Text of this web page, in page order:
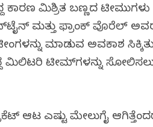
ಕಾರಣ ಮಿಶ್ರಿತ ಬಣ್ಣದ
ಮತ್ತು ಫ್ರಾಂಕ್ ವೊರೆಲ್
ಮಾಡುವ ಅವಕಾಶ
ಮಿಲಿಟರಿ ಟೀಮ್‌ಗಳನ್ನು
ಆಟ ಎಷ್ಟು ಮೇಲುಗೈ